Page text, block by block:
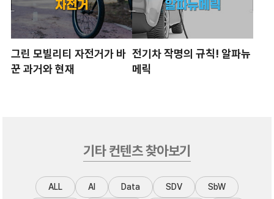
그린 모빌리티 자전거가 바
꾼 과거와 현재
전기차 작명의 규칙! 알파뉴
메릭
기타 컨텐츠 찾아보기
ALL AI Data SDV SbW